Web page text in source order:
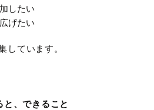
したい
げたい
しています。
、できること